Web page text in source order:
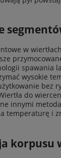
w
spawania
wysokie
bez
do
innymi
temperaturę i
korpusu